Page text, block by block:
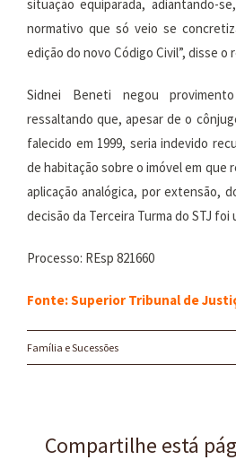
situação equiparada, adiantando-
normativo que só veio se
edição do novo Código Civil”, disse o
Sidnei Beneti negou
ressaltando que, apesar de o
falecido em 1999, seria indevido
de habitação sobre o imóvel em que
aplicação analógica, por extensão,
decisão da Terceira Turma do STJ foi
Processo: REsp 821660
Fonte: Superior Tribunal de
Família e Sucessões
Compartilhe está